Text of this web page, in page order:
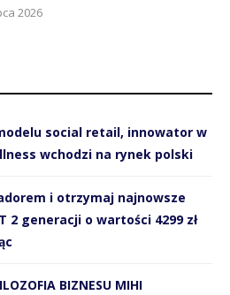
2026
social retail, innowator w
wchodzi na rynek polski
i otrzymaj najnowsze
2 generacji o wartości 4299 zł
BIZNESU MIHI